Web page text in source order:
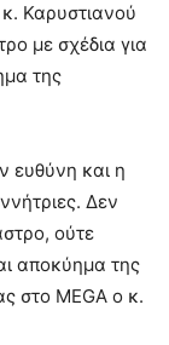
κ. Καρυστιανού
με σχέδια για
της
ευθύνη και η
Δεν
ούτε
αποκύημα της
στο MEGA ο κ.